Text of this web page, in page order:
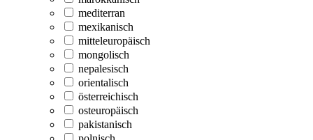
mediterran
mexikanisch
mitteleuropäisch
mongolisch
nepalesisch
orientalisch
österreichisch
osteuropäisch
pakistanisch